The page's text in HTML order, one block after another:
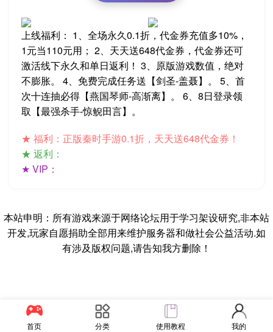
上线福利： 1、全场永久0.1折，代金券充值多10%，
1元当110元用； 2、天天送648代金券，代金券还可
激活线下永久和单日返利！ 3、原版游戏数值，绝对
不膨胀。 4、免费完成任务送【剑圣-盖聂】。 5、首
次十连抽必得【燕国琴师-高渐离】。 6、8日登录领
取【最强杀手-惊鲵田言】。
★ 福利：正版秦时手游0.1折，天天送648代金券！
★ 返利：
★ VIP：
本站申明：所有游戏来源于网络论坛用于学习架设研究,非本站
开发,玩家自愿捐助全部用来维护服务器和做社会公益活动.如
有涉及版权问题,请告知我方删除！
首页 分类 使用教程 我的